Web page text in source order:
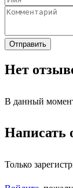
Отправить
Нет
В данный
Написать
Только